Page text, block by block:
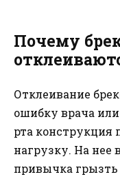
Почему
Отклеивание
ошибку врача
рта конструкция
нагрузку. На нее
привычка